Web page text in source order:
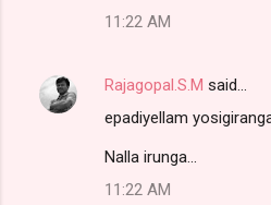
11:22 AM
Rajagopal.S.M said…
epadiyellam
Nalla irunga...
11:22 AM